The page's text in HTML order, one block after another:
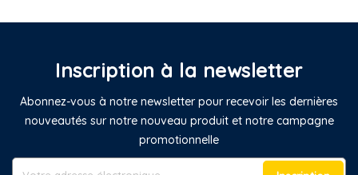
Inscription à la newsletter
Abonnez-vous à notre newsletter pour recevoir les dernières
nouveautés sur notre nouveau produit et notre campagne
promotionnelle